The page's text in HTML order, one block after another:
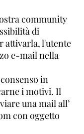
community
di
attivarla, l'utente
e-mail nella
in
i motivi. Il
una mail all’
con oggetto